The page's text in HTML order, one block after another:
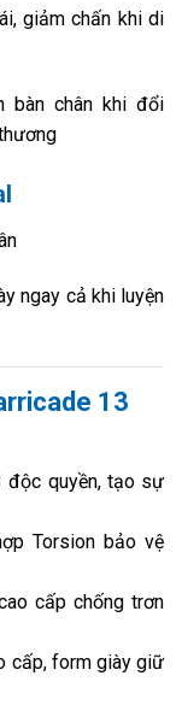
giảm chấn khi di
bàn chân khi đổi
ngay cả khi luyện
13
độc quyền, tạo sự
Torsion bảo vệ
cấp chống trơn
cấp, form giày giữ